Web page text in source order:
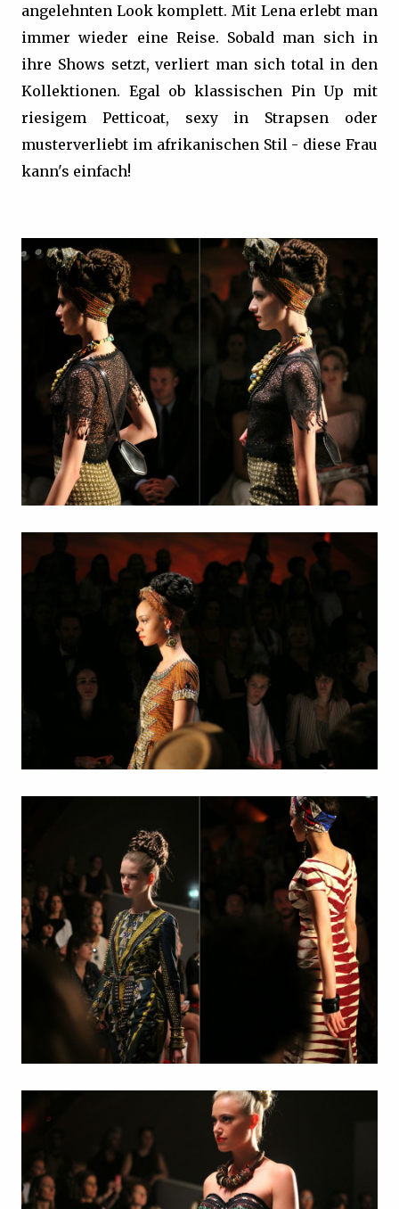
angelehnten Look komplett. Mit Lena erlebt man
immer wieder eine Reise. Sobald man sich in
ihre Shows setzt, verliert man sich total in den
Kollektionen. Egal ob klassischen Pin Up mit
riesigem Petticoat, sexy in Strapsen oder
musterverliebt im afrikanischen Stil - diese Frau
kann's einfach!